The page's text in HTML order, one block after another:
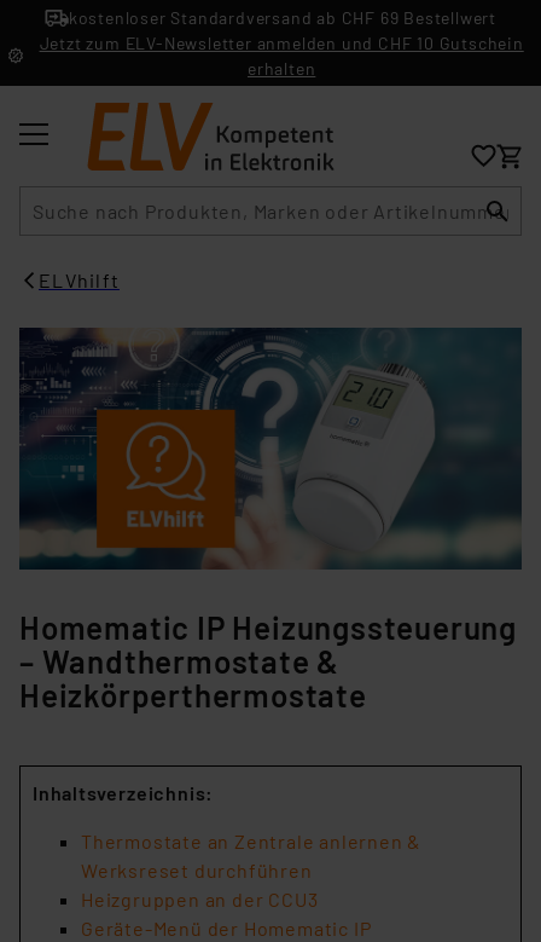
kostenloser Standardversand ab CHF 69 Bestellwert
Jetzt zum ELV-Newsletter anmelden und CHF 10 Gutschein
erhalten
ELVhilft
Homematic IP Heizungssteuerung
– Wandthermostate &
Heizkörperthermostate
Inhaltsverzeichnis:
Thermostate an Zentrale anlernen &
Werksreset durchführen
Heizgruppen an der CCU3
Geräte-Menü der Homematic IP